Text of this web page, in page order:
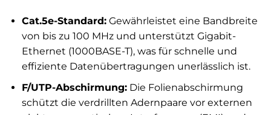
Cat.5e-Standard:Gewährleistet eine Bandbreite
von bis zu 100 MHz und unterstützt Gigabit-
Ethernet (1000BASE-T), was für schnelle und
effiziente Datenübertragungen unerlässlich ist.
F/UTP-Abschirmung:Die Folienabschirmung
schützt die verdrillten Adernpaare vor externen